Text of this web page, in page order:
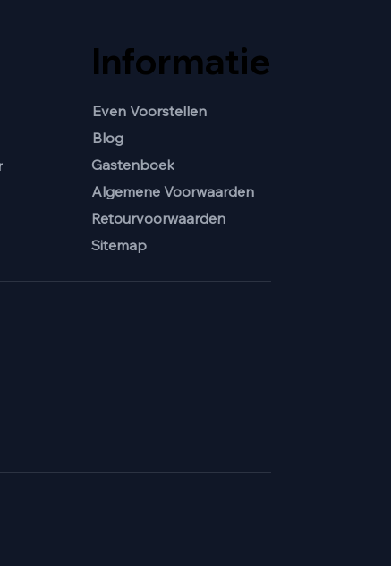
Informatie
Even Voorstellen
Blog
Gastenboek
Algemene Voorwaarden
Retourvoorwaarden
Sitemap